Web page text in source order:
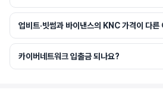
카이버 네트워크 크리스탈(KNC) 토큰은 카이버 생
하는 "접착제" 역할을 하는 유틸리티 토큰입니다.
을 스테이킹하여 플랫폼을 거버넌스하고 중요한 제
료에서 발생하는 이더리움(ETH)으로 스테이킹 보상
업비트·빗썸과 바이낸스의 KNC 가격이 다른
카이버네트워크 입출금 되나요?